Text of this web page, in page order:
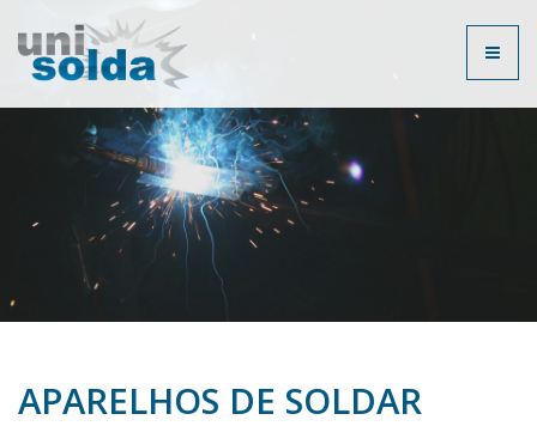
Toggle
APARELHOS DE SOLDAR